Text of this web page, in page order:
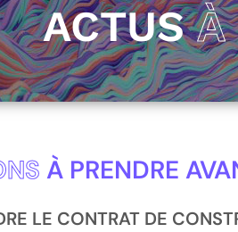
ACTUSÀ
À PRENDRE
LE CONTRAT DE